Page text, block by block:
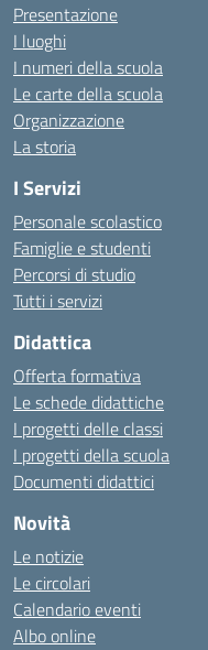
Presentazione
I luoghi
I numeri della scuola
Le carte della scuola
Organizzazione
La storia
I Servizi
Personale scolastico
Famiglie e studenti
Percorsi di studio
Tutti i servizi
Didattica
Offerta formativa
Le schede didattiche
I progetti delle classi
I progetti della scuola
Documenti didattici
Novità
Le notizie
Le circolari
Calendario eventi
Albo online